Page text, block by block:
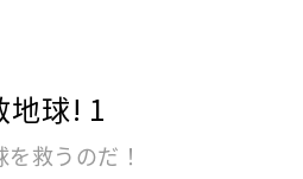
地球! 1
救うのだ！